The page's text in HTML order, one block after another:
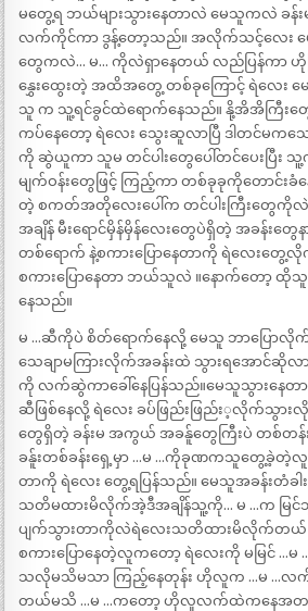
မတွေ့ရ ဘယ်များသွားနေတာလဲ မေသူကလဲ ခန်
လက်ကိုင်ကာ ဒွန့်တော့သည်။ အလိုက်သင့်လေး မေ
တွေကလဲ… မ… ကိုလဲရှာနေတယ် လည်ပြန်ကာ ဟို
နွှေးထွေးတဲ့ အထိအတွေ့ တစ်ခုကြောင့် ရဲလေး
သူ က သူ့ရင်ခွင်ထဲရောက်နေသည်။ နို့အိအိကြီး
ကပ်နေတော့ ရဲလေး သွေးဆူလာပြီ ဒါတင်မ
ကို ဆွဲယူကာ သူမ တင်ပါးတွေပေါ်တင်ပေးပြီး
မျက်ဝန်းတွေဖြင့် ကြည့်ကာ တစ်ခုခုကိုတောင်းခံန
တဲ့ စကတ်အတိုလေးပေါ်က တင်ပါးကြီးတွေကိုလဲ
အချိန် မီးရောင်မှိန်မှိန်လေးတွေပဲရှိတဲ့ အခန်းတွေန
တစ်ရောက် နဲ့စကားပြောနေတာကို ရဲလေးတွေ့
စကားပြောနေတာ ဘယ်သူလဲ ။နောက်တော့ ထို
နေသည်။
မ …ဆီကိုပဲ စိတ်ရောက်နေလို့ မေသူ ဘာပြော
သေချာမကြားလိုက်အခန်းထဲ သွားရအောင်ဆိုလ
ကို လက်ဆွဲကာခေါ်နေပြန်သည်။မေသူသွားနေတာ
ဆီဖြစ်နေလို့ ရဲလေး ခပ်ဖြည်းဖြည်း့လိုက်သွ
တွေရှိတဲ့ ခန်းမ အကွယ် အခန်ူတွေကြီးပဲ တစ်တန်
ခန်ူးတစ်ခန်းရှေ့မှာ …မ …ကိုခုဏကသူတွေ့ခဲ့တဲ့လူနဲ့
တာကို ရဲလေး တွေ့ရပြန်သည်။ မေသူအခန်းတံခ
သတိမထားမိလိုက်အဲ့ဒီအချိန်သူ့ကို… မ …က မြင်
ပျက်သွားတာကိုလဲရဲလေးသတိထားမိလိုက်တယ် က
စကားပြောနေတဲ့လူကတော့ ရဲလေးကို မမြင် …
သလိုမသိမသာ ကြည့်နေတုန်း ဟိုလူက …မ …လက်ကို
တယ်မသိ …မ …ကတော့ ဟိုလူလက်ထဲကနေအတင်း